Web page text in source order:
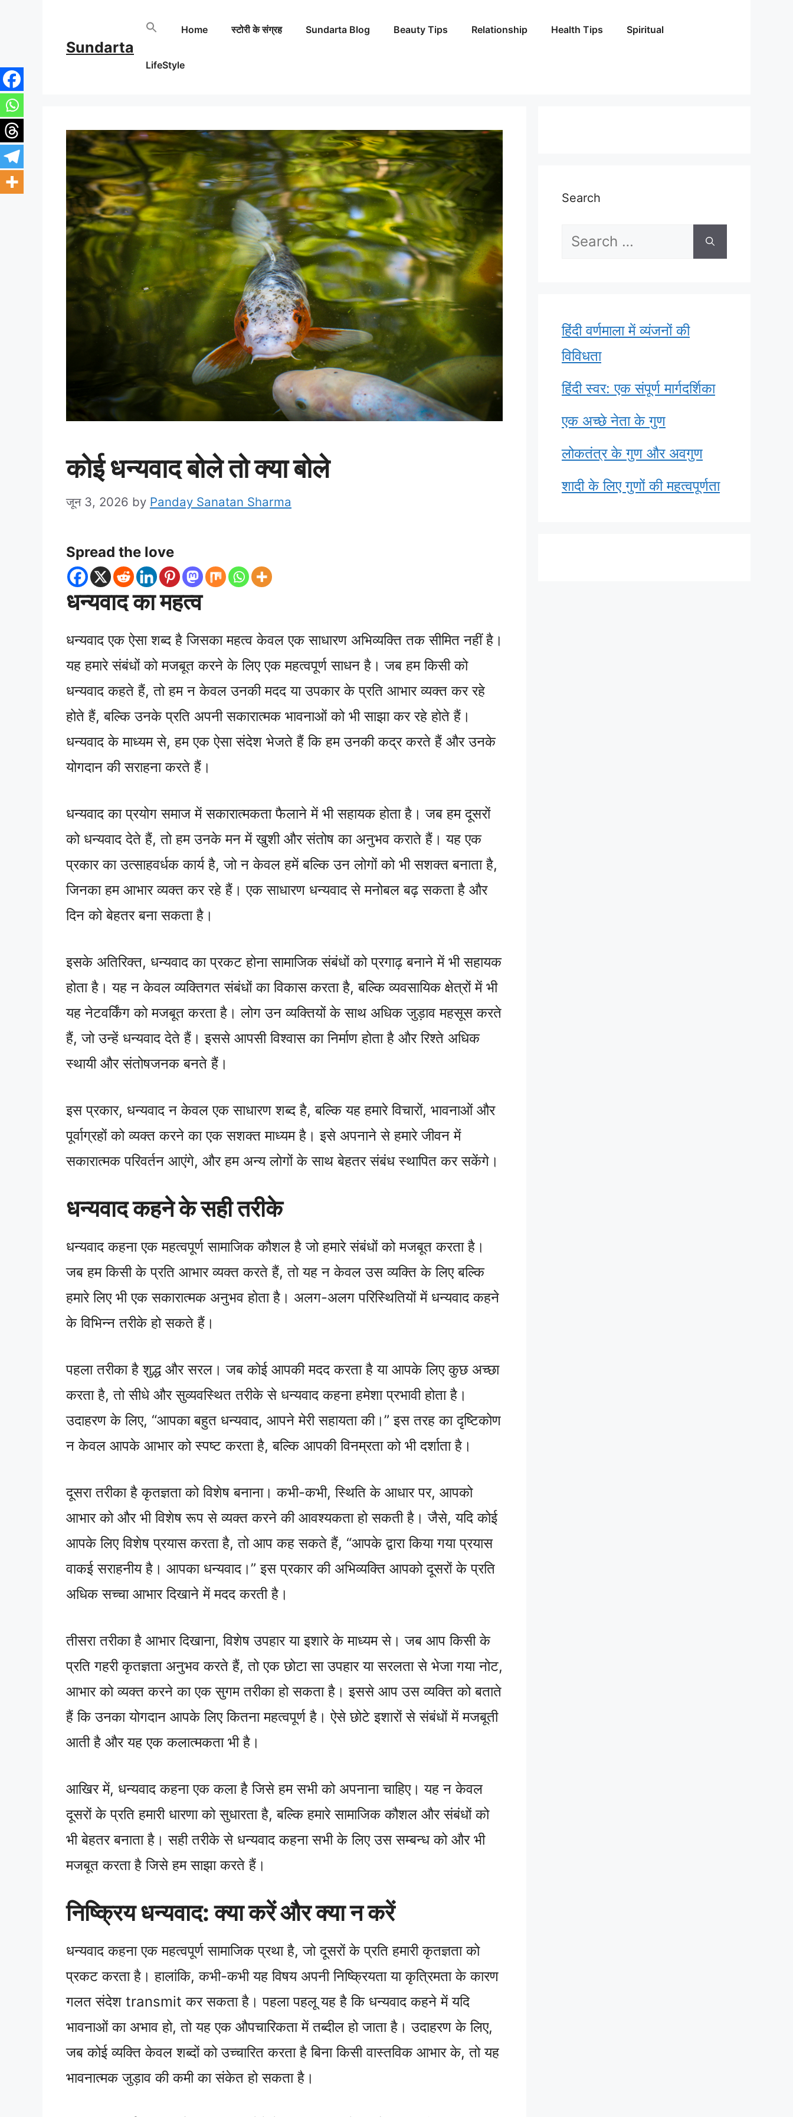
content
Sundarta
Home स्टोरी के संग्रह Sundarta Blog Beauty Tips Relationship Health Tips Spiritual
LifeStyle
कोई धन्यवाद बोले तो क्या बोले
जून 3, 2026 by Panday Sanatan Sharma
Spread the love
धन्यवाद का महत्व
धन्यवाद एक ऐसा शब्द है जिसका महत्व केवल एक साधारण अभिव्यक्ति तक सीमित नहीं है।
यह हमारे संबंधों को मजबूत करने के लिए एक महत्वपूर्ण साधन है। जब हम किसी को
धन्यवाद कहते हैं, तो हम न केवल उनकी मदद या उपकार के प्रति आभार व्यक्त कर रहे
होते हैं, बल्कि उनके प्रति अपनी सकारात्मक भावनाओं को भी साझा कर रहे होते हैं।
धन्यवाद के माध्यम से, हम एक ऐसा संदेश भेजते हैं कि हम उनकी कद्र करते हैं और उनके
योगदान की सराहना करते हैं।
धन्यवाद का प्रयोग समाज में सकारात्मकता फैलाने में भी सहायक होता है। जब हम दूसरों
को धन्यवाद देते हैं, तो हम उनके मन में खुशी और संतोष का अनुभव कराते हैं। यह एक
प्रकार का उत्साहवर्धक कार्य है, जो न केवल हमें बल्कि उन लोगों को भी सशक्त बनाता है,
जिनका हम आभार व्यक्त कर रहे हैं। एक साधारण धन्यवाद से मनोबल बढ़ सकता है और
दिन को बेहतर बना सकता है।
इसके अतिरिक्त, धन्यवाद का प्रकट होना सामाजिक संबंधों को प्रगाढ़ बनाने में भी सहायक
होता है। यह न केवल व्यक्तिगत संबंधों का विकास करता है, बल्कि व्यवसायिक क्षेत्रों में भी
यह नेटवर्किंग को मजबूत करता है। लोग उन व्यक्तियों के साथ अधिक जुड़ाव महसूस करते
हैं, जो उन्हें धन्यवाद देते हैं। इससे आपसी विश्वास का निर्माण होता है और रिश्ते अधिक
स्थायी और संतोषजनक बनते हैं।
इस प्रकार, धन्यवाद न केवल एक साधारण शब्द है, बल्कि यह हमारे विचारों, भावनाओं और
पूर्वाग्रहों को व्यक्त करने का एक सशक्त माध्यम है। इसे अपनाने से हमारे जीवन में
सकारात्मक परिवर्तन आएंगे, और हम अन्य लोगों के साथ बेहतर संबंध स्थापित कर सकेंगे।
धन्यवाद कहने के सही तरीके
धन्यवाद कहना एक महत्वपूर्ण सामाजिक कौशल है जो हमारे संबंधों को मजबूत करता है।
जब हम किसी के प्रति आभार व्यक्त करते हैं, तो यह न केवल उस व्यक्ति के लिए बल्कि
हमारे लिए भी एक सकारात्मक अनुभव होता है। अलग-अलग परिस्थितियों में धन्यवाद कहने
के विभिन्न तरीके हो सकते हैं।
पहला तरीका है शुद्ध और सरल। जब कोई आपकी मदद करता है या आपके लिए कुछ अच्छा
करता है, तो सीधे और सुव्यवस्थित तरीके से धन्यवाद कहना हमेशा प्रभावी होता है।
उदाहरण के लिए, “आपका बहुत धन्यवाद, आपने मेरी सहायता की।” इस तरह का दृष्टिकोण
न केवल आपके आभार को स्पष्ट करता है, बल्कि आपकी विनम्रता को भी दर्शाता है।
दूसरा तरीका है कृतज्ञता को विशेष बनाना। कभी-कभी, स्थिति के आधार पर, आपको
आभार को और भी विशेष रूप से व्यक्त करने की आवश्यकता हो सकती है। जैसे, यदि कोई
आपके लिए विशेष प्रयास करता है, तो आप कह सकते हैं, “आपके द्वारा किया गया प्रयास
वाकई सराहनीय है। आपका धन्यवाद।” इस प्रकार की अभिव्यक्ति आपको दूसरों के प्रति
अधिक सच्चा आभार दिखाने में मदद करती है।
तीसरा तरीका है आभार दिखाना, विशेष उपहार या इशारे के माध्यम से। जब आप किसी के
प्रति गहरी कृतज्ञता अनुभव करते हैं, तो एक छोटा सा उपहार या सरलता से भेजा गया नोट,
आभार को व्यक्त करने का एक सुगम तरीका हो सकता है। इससे आप उस व्यक्ति को बताते
हैं कि उनका योगदान आपके लिए कितना महत्वपूर्ण है। ऐसे छोटे इशारों से संबंधों में मजबूती
आती है और यह एक कलात्मकता भी है।
आखिर में, धन्यवाद कहना एक कला है जिसे हम सभी को अपनाना चाहिए। यह न केवल
दूसरों के प्रति हमारी धारणा को सुधारता है, बल्कि हमारे सामाजिक कौशल और संबंधों को
भी बेहतर बनाता है। सही तरीके से धन्यवाद कहना सभी के लिए उस सम्बन्ध को और भी
मजबूत करता है जिसे हम साझा करते हैं।
निष्क्रिय धन्यवाद: क्या करें और क्या न करें
धन्यवाद कहना एक महत्वपूर्ण सामाजिक प्रथा है, जो दूसरों के प्रति हमारी कृतज्ञता को
प्रकट करता है। हालांकि, कभी-कभी यह विषय अपनी निष्क्रियता या कृत्रिमता के कारण
गलत संदेश transmit कर सकता है। पहला पहलू यह है कि धन्यवाद कहने में यदि
भावनाओं का अभाव हो, तो यह एक औपचारिकता में तब्दील हो जाता है। उदाहरण के लिए,
जब कोई व्यक्ति केवल शब्दों को उच्चारित करता है बिना किसी वास्तविक आभार के, तो यह
भावनात्मक जुड़ाव की कमी का संकेत हो सकता है।
Search
Search
हिंदी वर्णमाला में व्यंजनों की
विविधता
हिंदी स्वर: एक संपूर्ण मार्गदर्शिका
एक अच्छे नेता के गुण
लोकतंत्र के गुण और अवगुण
शादी के लिए गुणों की महत्वपूर्णता